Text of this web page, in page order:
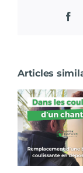
Articles